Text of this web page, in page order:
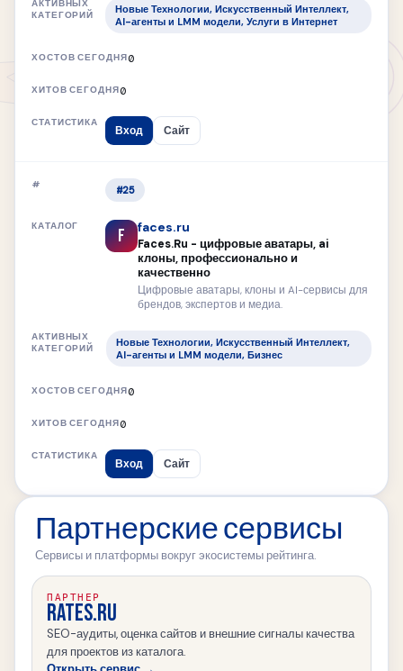
Новые Технологии, Искусственный Интеллект,
AI-агенты и LMM модели, Услуги в Интернет
0
0
Вход Сайт
#25
F faces.ru
Faces.Ru - цифровые аватары, ai
клоны, профессионально и
качественно
Цифровые аватары, клоны и AI-сервисы для
брендов, экспертов и медиа.
Новые Технологии, Искусственный Интеллект,
AI-агенты и LMM модели, Бизнес
0
0
Вход Сайт
Партнерские сервисы
Сервисы и платформы вокруг экосистемы рейтинга.
ПАРТНЕР
RATES.RU
SEO-аудиты, оценка сайтов и внешние сигналы качества
для проектов из каталога.